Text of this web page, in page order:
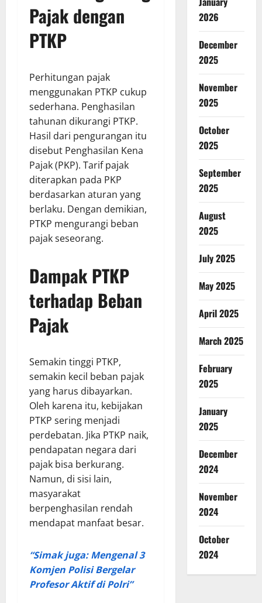
Pajak dengan
PTKP
Perhitungan pajak
menggunakan PTKP cukup
sederhana. Penghasilan
tahunan dikurangi PTKP.
Hasil dari pengurangan itu
disebut Penghasilan Kena
Pajak (PKP). Tarif pajak
diterapkan pada PKP
berdasarkan aturan yang
berlaku. Dengan demikian,
PTKP mengurangi beban
pajak seseorang.
Dampak PTKP
terhadap Beban
Pajak
Semakin tinggi PTKP,
semakin kecil beban pajak
yang harus dibayarkan.
Oleh karena itu, kebijakan
PTKP sering menjadi
perdebatan. Jika PTKP naik,
pendapatan negara dari
pajak bisa berkurang.
Namun, di sisi lain,
masyarakat
berpenghasilan rendah
mendapat manfaat besar.
“Simak juga: Mengenal 3
Komjen Polisi Bergelar
Profesor Aktif di Polri”
2026
December
2025
November
2025
October
2025
September
2025
August
2025
July 2025
May 2025
April 2025
March 2025
February
2025
January
2025
December
2024
November
2024
October
2024